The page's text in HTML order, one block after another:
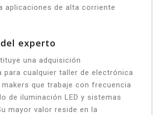
aplicaciones de alta corriente
experto
una adquisición
para cualquier taller de electrónica
que trabaje con frecuencia
de iluminación LED y sistemas
mayor valor reside en la